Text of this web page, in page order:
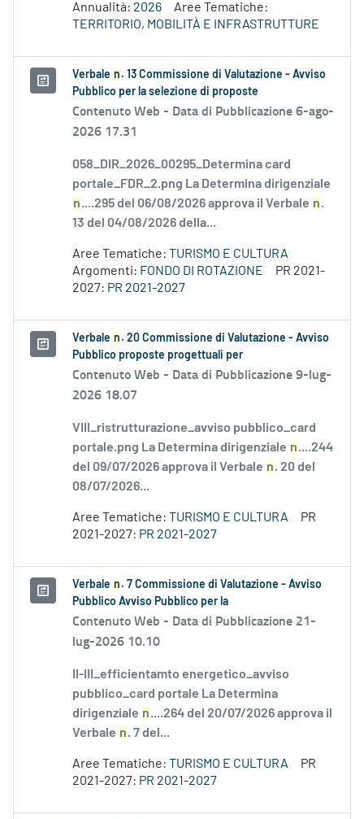
Annualità: 2026
Aree Tematiche:
TERRITORIO, MOBILITÀ E INFRASTRUTTURE
Verbale n . 13 Commissione di Valutazione - Avviso
Pubblico per la selezione di proposte
Contenuto Web - Data di Pubblicazione 6-ago-
2026 17.31
058_DIR_2026_00295_Determina card
portale_FDR_2.png La Determina dirigenziale
n....295 del 06/08/2026 approva il Verbale n.
13 del 04/08/2026 della...
Aree Tematiche: TURISMO E CULTURA
Argomenti: FONDO DI ROTAZIONE
PR 2021-
2027: PR 2021-2027
Verbale n . 20 Commissione di Valutazione - Avviso
Pubblico proposte progettuali per
Contenuto Web - Data di Pubblicazione 9-lug-
2026 18.07
VIII_ristrutturazione_avviso pubblico_card
portale.png La Determina dirigenziale n....244
del 09/07/2026 approva il Verbale n. 20 del
08/07/2026...
Aree Tematiche: TURISMO E CULTURA
PR
2021-2027: PR 2021-2027
Verbale n . 7 Commissione di Valutazione - Avviso
Pubblico Avviso Pubblico per la
Contenuto Web - Data di Pubblicazione 21-
lug-2026 10.10
II-III_efficientamto energetico_avviso
pubblico_card portale La Determina
dirigenziale n....264 del 20/07/2026 approva il
Verbale n. 7 del...
Aree Tematiche: TURISMO E CULTURA
PR
2021-2027: PR 2021-2027